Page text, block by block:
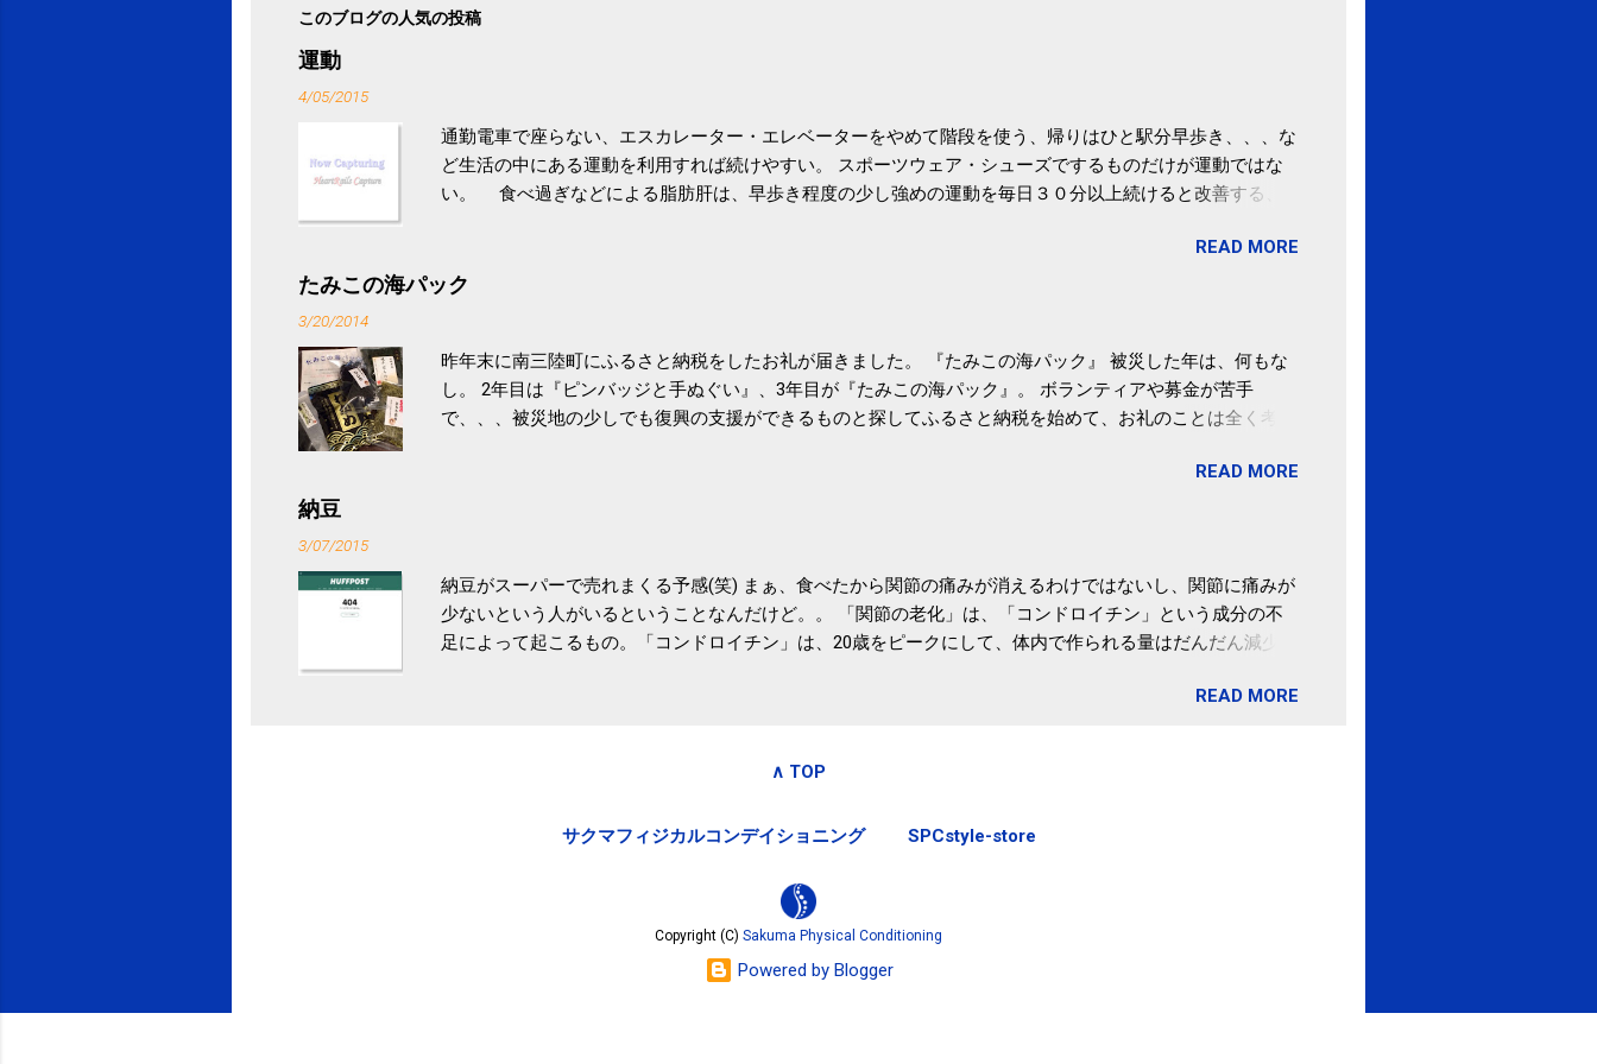
このブログの人気の投稿
運動
4/05/2015
通勤電車で座らない、エスカレーター・エレベーターをやめて階段を使う、帰りはひと駅分早歩き、、、な
ど生活の中にある運動を利用すれば続けやすい。 スポーツウェア・シューズでするものだけが運動ではな
い。 食べ過ぎなどによる脂肪肝は、早歩き程度の少し強めの運動を毎日３０分以上続けると改善する、
ル性脂肪性肝疾患。体重は減らなくても効果があるという。 正田教授は「汗ばむ程度の運動を毎日３０分
続けることが有用」としている。 脂肪肝、毎日３０分の早歩きで改善 筑波大「減量しなくても効果」 -
READ MORE
たみこの海パック
3/20/2014
昨年末に南三陸町にふるさと納税をしたお礼が届きました。 『たみこの海パック』 被災した年は、何もな
し。 2年目は『ピンバッジと手ぬぐい』、3年目が『たみこの海パック』。 ボランティアや募金が苦手
で、、、被災地の少しでも復興の支援ができるものと探してふるさと納税を始めて、お礼のことは全く考え
税になるということもあって始めたのですが、節税になるほど稼げていないのでこちらの目的は......。 総務
READ MORE
納豆
3/07/2015
納豆がスーパーで売れまくる予感(笑) まぁ、食べたから関節の痛みが消えるわけではないし、関節に痛みが
少ないという人がいるということなんだけど。。 「関節の老化」は、「コンドロイチン」という成分の不
足によって起こるもの。「コンドロイチン」は、20歳をピークにして、体内で作られる量はだんだん減少し
いためには、食生活で「コンドロイチン」を補うことが大切。そして「コンドロイチン」という成分は、納
豆」！ 1日1パックでコンドロイチン補給 | セルフドクターニュース 賞味期限は気にしたことがなかった。
味しい食べかた」は、 ・賞味期限ギリギリで食べる。 ・白い泡が全体に行き渡る程度かき混ぜる。 ・タレ
目安が30回～40回程度。 またタレ・薬味は納豆をかき混ぜたあとに入れたほうが、納豆のふわふわ感がよ
り一層引き立つそうです。 関節の痛み・体のゆがみ予防には「納豆」！ 1日1パックでコンドロイチン補
給 | セルフドクターニュース そこそこの金額のサプリメントを毎日飲み続けるよりは、毎日納豆を食べるほ
うが身体にお財布にも良さそうな気はする。効果的には大差ないだろうから(想像) 関節の痛み・体のゆがみ
READ MORE
∧ TOP
サクマフィジカルコンデイショニング SPCstyle-store
Copyright (C) Sakuma Physical Conditioning
Powered by Blogger